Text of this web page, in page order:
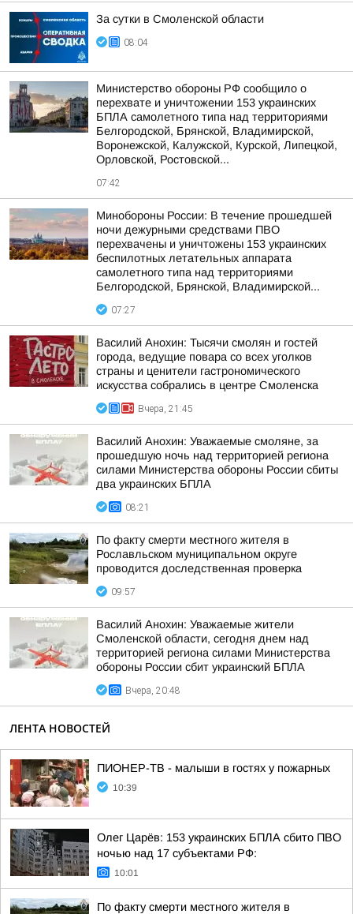
За сутки в Смоленской области
08:04
Министерство обороны РФ сообщило о
перехвате и уничтожении 153 украинских
БПЛА самолетного типа над территориями
Белгородской, Брянской, Владимирской,
Воронежской, Калужской, Курской, Липецкой,
Орловской, Ростовской...
07:42
Минобороны России: В течение прошедшей
ночи дежурными средствами ПВО
перехвачены и уничтожены 153 украинских
беспилотных летательных аппарата
самолетного типа над территориями
Белгородской, Брянской, Владимирской...
07:27
Василий Анохин: Тысячи смолян и гостей
города, ведущие повара со всех уголков
страны и ценители гастрономического
искусства собрались в центре Смоленска
Вчера, 21:45
Василий Анохин: Уважаемые смоляне, за
прошедшую ночь над территорией региона
силами Министерства обороны России сбиты
два украинских БПЛА
08:21
По факту смерти местного жителя в
Рославльском муниципальном округе
проводится доследственная проверка
09:57
Василий Анохин: Уважаемые жители
Смоленской области, сегодня днем над
территорией региона силами Министерства
обороны России сбит украинский БПЛА
Вчера, 20:48
ЛЕНТА НОВОСТЕЙ
ПИОНЕР-ТВ - малыши в гостях у пожарных
10:39
Олег Царёв: 153 украинских БПЛА сбито ПВО
ночью над 17 субъектами РФ:
10:01
По факту смерти местного жителя в